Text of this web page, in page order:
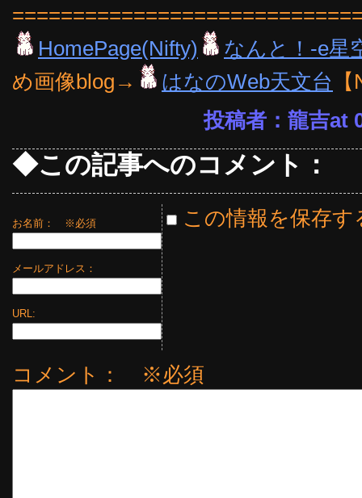
HomePage(Nifty)
なんと！-e星
め画像blog→
はなのWeb天文台
投稿者：龍吉at
◆この記事へのコメント：
お名前： ※必須
メールアドレス：
URL:
この情報を保存す
コメント： ※必須